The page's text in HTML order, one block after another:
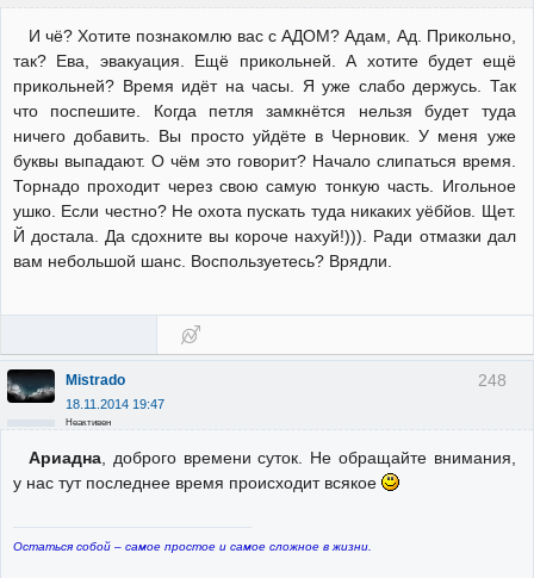
И чё? Хотите познакомлю вас с АДОМ? Адам, Ад. Прикольно,
так? Ева, эвакуация. Ещё прикольней. А хотите будет ещё
прикольней? Время идёт на часы. Я уже слабо держусь. Так
что поспешите. Когда петля замкнётся нельзя будет туда
ничего добавить. Вы просто уйдёте в Черновик. У меня уже
буквы выпадают. О чём это говорит? Начало слипаться время.
Торнадо проходит через свою самую тонкую часть. Игольное
ушко. Если честно? Не охота пускать туда никаких уёбйов. Щет.
Й достала. Да сдохните вы короче нахуй!))). Ради отмазки дал
вам небольшой шанс. Воспользуетесь? Врядли.
248
Mistrado
18.11.2014 19:47
Неактивен
Ариадна, доброго времени суток. Не обращайте внимания,
у нас тут последнее время происходит всякое
Остаться собой – самое простое и самое сложное в жизни.